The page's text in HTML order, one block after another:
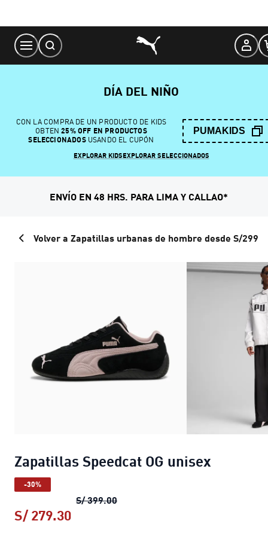
Content
DÍA DEL NIÑO
CON LA COMPRA DE UN PRODUCTO DE KIDS
OBTEN 25% OFF EN PRODUCTOS
SELECCIONADOSUSANDO EL CUPÓN
PUMAKIDS
EXPLORAR KIDSEXPLORAR SELECCIONADOS
ENVÍO EN 48 HRS. PARA LIMA Y CALLAO*
Volver a Zapatillas urbanas de hombre desde S/299
Zapatillas Speedcat OG unisex
-30%
S/ 399.00Zapatillas Speedcat OG unisex
S/ 279.30